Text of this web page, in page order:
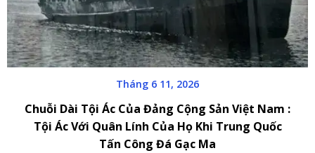
Tháng 6 11, 2026
Chuỗi Dài Tội Ác Của Đảng Cộng Sản Việt Nam :
Tội Ác Với Quân Lính Của Họ Khi Trung Quốc
Tấn Công Đá Gạc Ma